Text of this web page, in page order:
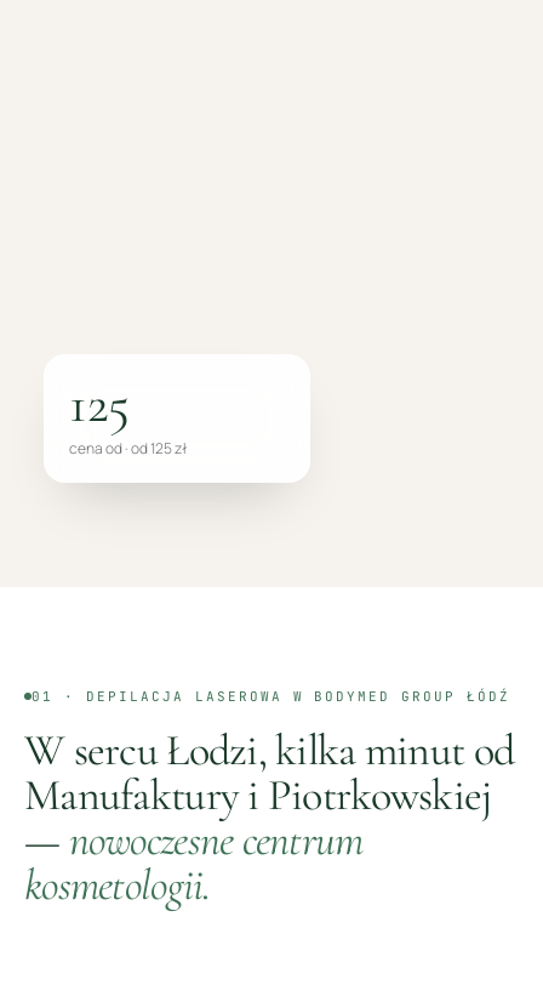
125
cena od · od 125 zł
01 · DEPILACJA LASEROWA W BODYMED GROUPŁÓDŹ
W sercu Łodzi, kilka minut od
Manufaktury i Piotrkowskiej
—nowoczesne centrum
kosmetologii.